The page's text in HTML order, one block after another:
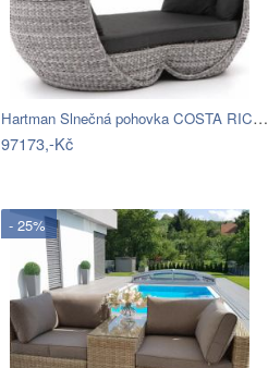
Hartman Slnečná pohovka COSTA RICA Mdum
97173,-Kč
- 25%